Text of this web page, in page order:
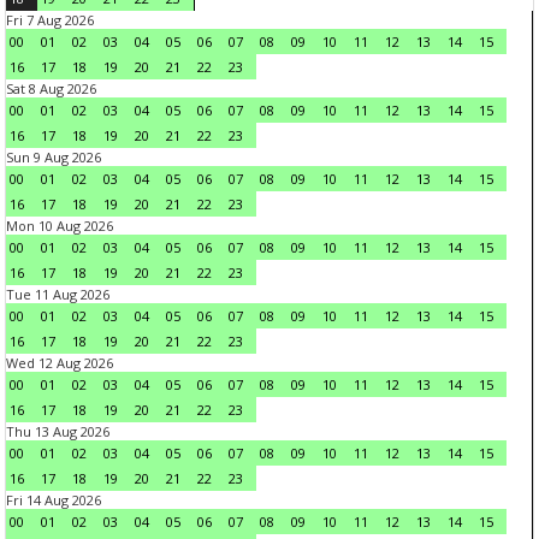
Fri 7 Aug 2026
00
01 02 03 04 05 06 07 08 09 10 11 12 13 14
15
16
17 18 19 20 21 22
23
Sat 8 Aug 2026
00
01 02 03 04 05 06 07 08 09 10 11 12 13 14
15
16
17 18 19 20 21 22
23
Sun 9 Aug 2026
00
01 02 03 04 05 06 07 08 09 10 11 12 13 14
15
16
17 18 19 20 21 22
23
Mon 10 Aug 2026
00
01 02 03 04 05 06 07 08 09 10 11 12 13 14
15
16
17 18 19 20 21 22
23
Tue 11 Aug 2026
00
01 02 03 04 05 06 07 08 09 10 11 12 13 14
15
16
17 18 19 20 21 22
23
Wed 12 Aug 2026
00
01 02 03 04 05 06 07 08 09 10 11 12 13 14
15
16
17 18 19 20 21 22
23
Thu 13 Aug 2026
00
01 02 03 04 05 06 07 08 09 10 11 12 13 14
15
16
17 18 19 20 21 22
23
Fri 14 Aug 2026
00
01 02 03 04 05 06 07 08 09 10 11 12 13 14
15